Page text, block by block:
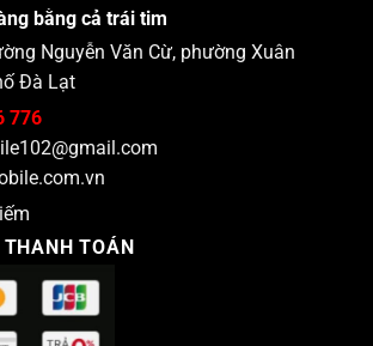
bằng cả trái tim
Nguyễn Văn Cừ, phường Xuân
Đà Lạt
776
THANH TOÁN